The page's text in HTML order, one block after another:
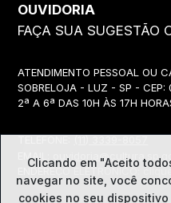
OUVIDORIA
FAÇA SUA SUGESTÃO
ATENDIMENTO PESSOAL OU
SOBRELOJA - LUZ - SP -
2ª A 6ª DAS 10H ÀS 17H
EMAIL:
ENDEREÇO ELETRÔNICO:
Clicando em "Aceito
navegar no site, você
cookies no seu